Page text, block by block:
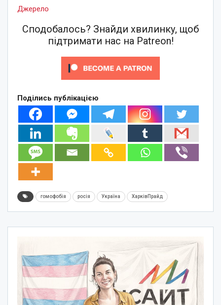
Джерело
Сподобалось? Знайди хвилинку, щоб
підтримати нас на Patreon!
Поділись публікацією
гомофобія росія Україна ХарківПрайд